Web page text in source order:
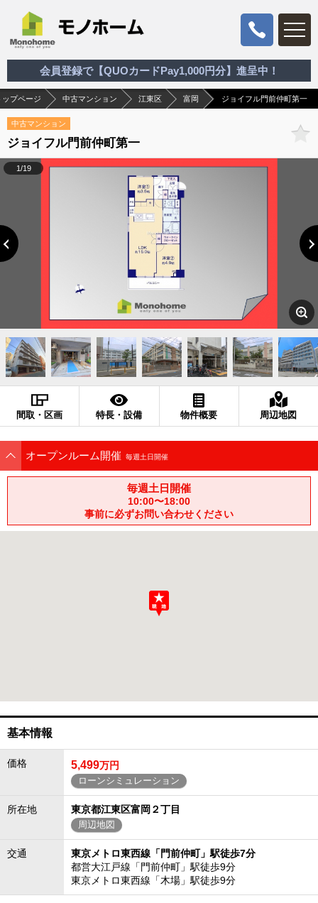
会員登録で【QUOカードPay1,000円分】進呈中！
ップページ 中古マンション 江東区 富岡 ジョイフル門前仲町第一
中古マンション
ジョイフル門前仲町第一
1/19
間取・区画 特長・設備 物件概要 周辺地図
オープンルーム開催 毎週土日開催
毎週土日開催
10:00〜18:00
事前に必ずお問い合わせください
基本情報
価格 5,499万円
ローンシミュレーション
所在地 東京都江東区富岡２丁目
周辺地図
交通
東京メトロ東西線「門前仲町」駅徒歩7分
都営大江戸線「門前仲町」駅徒歩9分
東京メトロ東西線「木場」駅徒歩9分